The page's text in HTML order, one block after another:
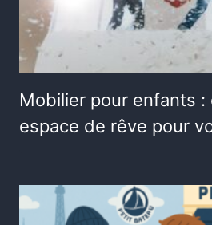
Mobilier pour enfants :
espace de rêve pour